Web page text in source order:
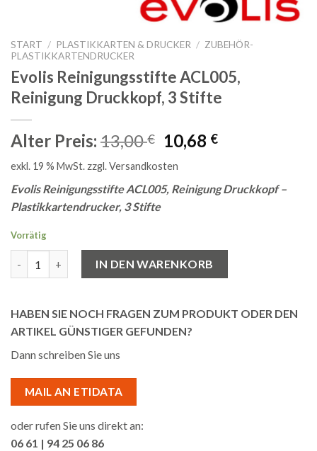
START / PLASTIKKARTEN & DRUCKER / ZUBEHÖR-
PLASTIKKARTENDRUCKER
Evolis Reinigungsstifte ACL005,
Reinigung Druckkopf, 3 Stifte
Alter Preis: 13,00€
Ursprünglicher
Preis
war:
13,00 €
10,68 €Aktueller
10,68 €.
exkl. 19 % MwSt. zzgl.Versandkosten
Evolis Reinigungsstifte ACL005, Reinigung Druckkopf –
Plastikkartendrucker, 3 Stifte
Vorrätig
IN DEN WARENKORB
HABEN SIE NOCH FRAGEN ZUM PRODUKT ODER DEN
ARTIKEL GÜNSTIGER GEFUNDEN?
Dann schreiben Sie uns
MAIL AN ETIDATA
oder rufen Sie uns direkt an:
06 61 | 94 25 06 86